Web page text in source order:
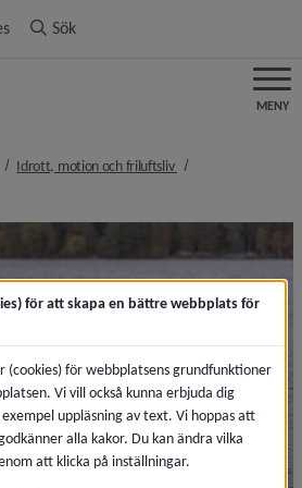
Sök
MENY
nivå i brödsmulenavigeringen
Idrott, motion och friluftsliv nivå i
i brödsmulenavigeringen
för att skapa en bättre webbplats för
(cookies) för webbplatsens grundfunktioner
Vi vill också kunna erbjuda dig
uppläsning av text. Vi hoppas att
alla kakor. Du kan ändra vilka
att klicka på inställningar.